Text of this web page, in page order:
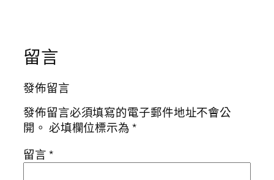
留言
發佈留言
發佈留言必須填寫的電子郵件地址不會公
開。 必填欄位標示為*
留言*